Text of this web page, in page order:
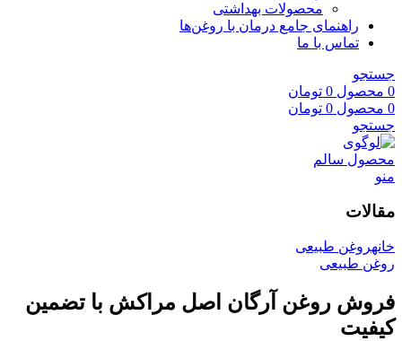
محصولات بهداشتی
راهنمای جامع درمان با روغن‌ها
تماس با ما
جستجو
0 محصول 0 تومان
0 محصول 0 تومان
جستجو
منو
مقالات
خانهروغن طبیعی
روغن طبیعی
فروش روغن آرگان اصل مراکش با تضمین
کیفیت